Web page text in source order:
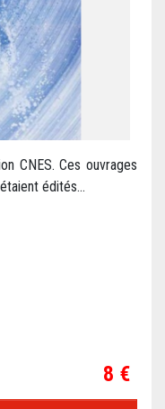
CNES. Ces ouvrages
édités...
Prix
8 €